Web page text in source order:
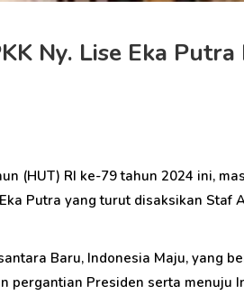
Ny. Lise Eka
(HUT) RI ke-79 tahun 2024 ini,
Putra yang turut disaksikan
Baru, Indonesia Maju, yang
pergantian Presiden serta menuju